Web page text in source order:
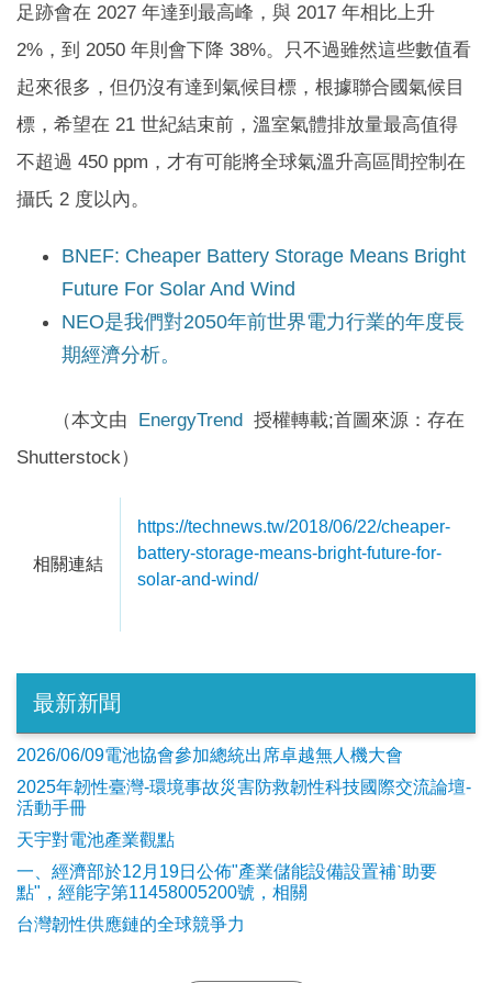
足跡會在 2027 年達到最高峰，與 2017 年相比上升
2%，到 2050 年則會下降 38%。只不過雖然這些數值看
起來很多，但仍沒有達到氣候目標，根據聯合國氣候目
標，希望在 21 世紀結束前，溫室氣體排放量最高值得
不超過 450 ppm，才有可能將全球氣溫升高區間控制在
攝氏 2 度以內。
BNEF: Cheaper Battery Storage Means Bright
Future For Solar And Wind
NEO是我們對2050年前世界電力行業的年度長
期經濟分析。
（本文由 EnergyTrend
授權轉載;首圖來源：存在
Shutterstock）
相關連結
https://technews.tw/2018/06/22/cheaper-
battery-storage-means-bright-future-for-
solar-and-wind/
最新新聞
2026/06/09電池協會參加總統出席卓越無人機大會
2025年韌性臺灣-環境事故災害防救韌性科技國際交流論壇-
活動手冊
天宇對電池產業觀點
​一、經濟部於12月19日公佈"產業儲能設備設置補ˋ助要
點"，經能字第11458005200號，相關
台灣韌性供應鏈的全球競爭力